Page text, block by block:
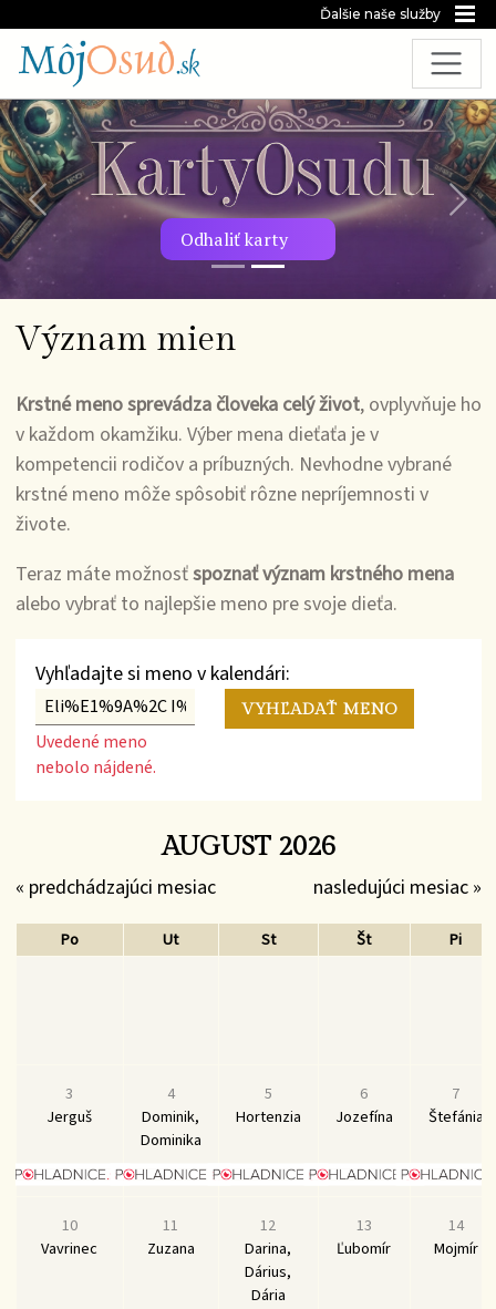
Ďalšie naše služby
Odhaliť karty
Predchádzajúca snímka
Význam mien
Krstné meno sprevádza človeka celý život, ovplyvňuje ho
v každom okamžiku. Výber mena dieťaťa je v
kompetencii rodičov a príbuzných. Nevhodne vybrané
krstné meno môže spôsobiť rôzne nepríjemnosti v
živote.
Teraz máte možnosťspoznať význam krstného mena
alebo vybrať to najlepšie meno pre svoje dieťa.
Vyhľadajte si meno v kalendári:
Uvedené meno
nebolo nájdené.
AUGUST 2026
« predchádzajúci mesiac nasledujúci mesiac »
Po Ut St Št Pi
3
Jerguš
4
Dominik,
Dominika
5
Hortenzia
6
Jozefína
7
Štefánia
10
Vavrinec
11
Zuzana
12
Darina,
Dárius,
Dária
13
Ľubomír
14
Mojmír